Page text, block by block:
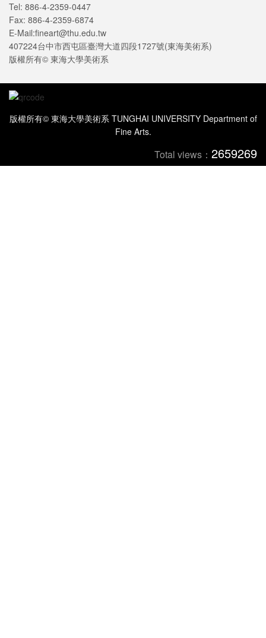
Tel: 886-4-2359-0447
Fax: 886-4-2359-6874
E-Mail:fineart@thu.edu.tw
407224台中市西屯區臺灣大道四段1727號(東海美術系)
版權所有© 東海大學美術系
版權所有© 東海大學美術系 TUNGHAI UNIVERSITY Department of
Fine Arts.
Total views： 2659269